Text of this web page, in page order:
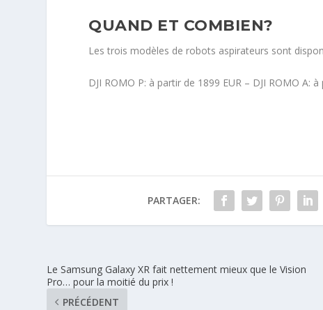
QUAND ET COMBIEN?
Les trois modèles de robots aspirateurs sont
DJI ROMO P: à partir de 1899 EUR – DJI ROMO A:
PARTAGER:
Le Samsung Galaxy XR fait nettement mieux que le Vision
Pro… pour la moitié du prix !
PRÉCÉDENT